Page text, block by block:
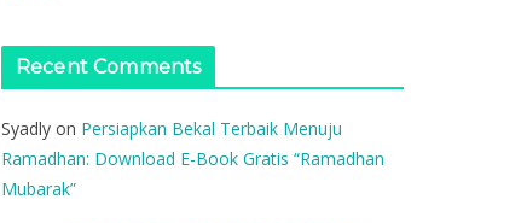
Recent Comments
Syadly on Persiapkan Bekal Terbaik Menuju
Ramadhan: Download E-Book Gratis “Ramadhan
Mubarak”